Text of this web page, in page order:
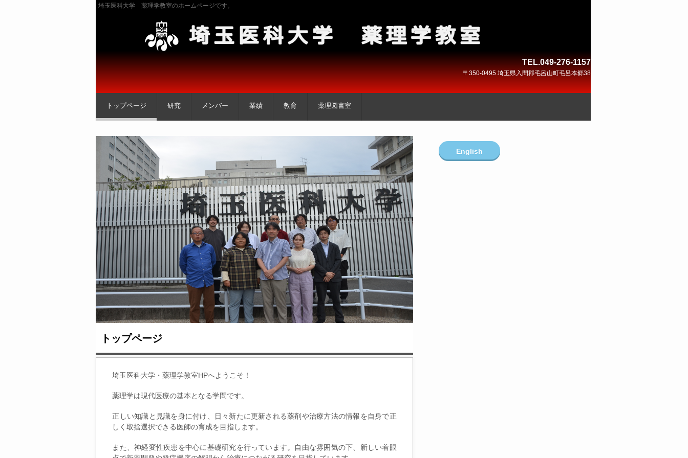
埼玉医科大学 薬理学教室のホームページです。
TEL.049-276-1157
〒350-0495 埼玉県入間郡毛呂山町毛呂本郷38
トップページ 研究 メンバー 業績 教育 薬理図書室
トップページ
埼玉医科大学・薬理学教室HPへようこそ！
薬理学は現代医療の基本となる学問です。
正しい知識と見識を身に付け、日々新たに更新される薬剤や治療方法の情報を自身で正
しく取捨選択できる医師の育成を目指します。
また、神経変性疾患を中心に基礎研究を行っています。自由な雰囲気の下、新しい着眼
English